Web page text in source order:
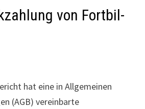
von Fort­bil­
hat eine in Allgemeinen
(AGB) vereinbarte